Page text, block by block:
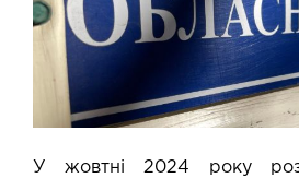
У жовтні 2024 року